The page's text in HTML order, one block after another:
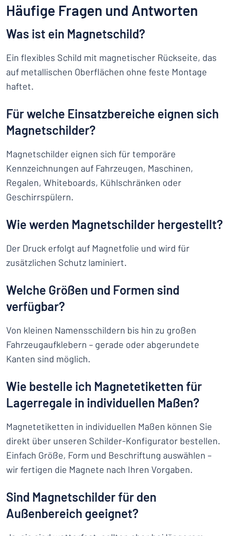
Häufige Fragen und Antworten
Was ist ein Magnetschild?
Ein flexibles Schild mit magnetischer Rückseite, das
auf metallischen Oberflächen ohne feste Montage
haftet.
Für welche Einsatzbereiche eignen sich
Magnetschilder?
Magnetschilder eignen sich für temporäre
Kennzeichnungen auf Fahrzeugen, Maschinen,
Regalen, Whiteboards, Kühlschränken oder
Geschirrspülern.
Wie werden Magnetschilder hergestellt?
Der Druck erfolgt auf Magnetfolie und wird für
zusätzlichen Schutz laminiert.
Welche Größen und Formen sind
verfügbar?
Von kleinen Namensschildern bis hin zu großen
Fahrzeugaufklebern – gerade oder abgerundete
Kanten sind möglich.
Wie bestelle ich Magnetetiketten für
Lagerregale in individuellen Maßen?
Magnetetiketten in individuellen Maßen können Sie
direkt über unseren Schilder-Konfigurator bestellen.
Einfach Größe, Form und Beschriftung auswählen –
wir fertigen die Magnete nach Ihren Vorgaben.
Sind Magnetschilder für den
Außenbereich geeignet?